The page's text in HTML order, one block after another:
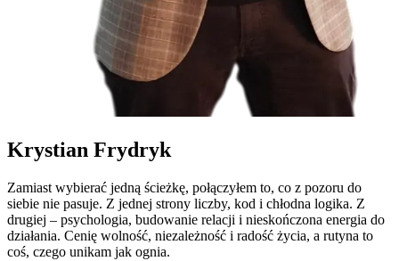
Krystian Frydryk
Zamiast wybierać jedną ścieżkę, połączyłem to, co z pozoru do
siebie nie pasuje. Z jednej strony liczby, kod i chłodna logika. Z
drugiej – psychologia, budowanie relacji i nieskończona energia do
działania. Cenię wolność, niezależność i radość życia, a rutyna to
coś, czego unikam jak ognia.